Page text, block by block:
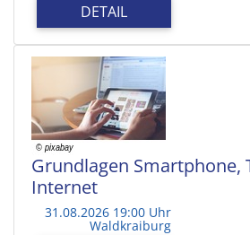
DETAIL
Grundlagen Smartphone,
Internet
31.08.2026 19:00 Uhr
Waldkraiburg